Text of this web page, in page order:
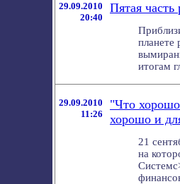
29.09.2010
20:40
Пятая
планете
итогам
29.09.2010
11:26
"Что
хорошо и
21
на